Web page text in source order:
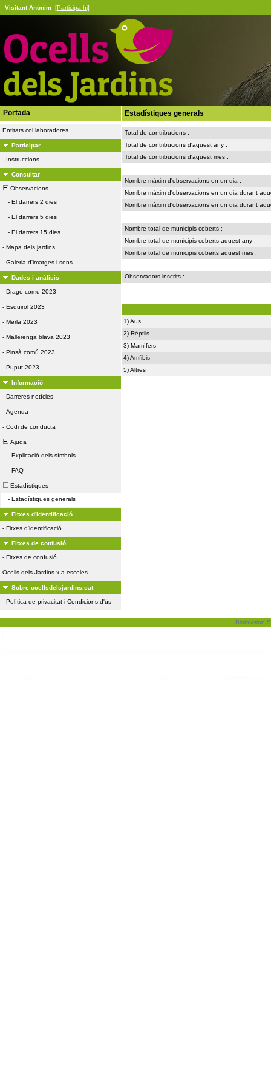
Visitant Anònim [Participa-hi]
Portada
Entitats col·laboradores
Participar
- Instruccions
Consultar
Observacions
- El darrers 2 dies
- El darrers 5 dies
- El darrers 15 dies
- Mapa dels jardins
- Galeria d'imatges i sons
Dades i anàlisis
- Dragó comú 2023
- Esquirol 2023
- Merla 2023
- Mallerenga blava 2023
- Pinsà comú 2023
- Puput 2023
Informació
- Darreres notícies
- Agenda
- Codi de conducta
Ajuda
- Explicació dels símbols
- FAQ
Estadístiques
- Estadístiques generals
Fitxes d'identificació
- Fitxes d'identificació
Fitxes de confusió
- Fitxes de confusió
Ocells dels Jardins x a escoles
Sobre ocellsdelsjardins.cat
- Política de privacitat i Condicions d'ús
Estadístiques generals
Total de contribucions :
Total de contribucions d'aquest any :
Total de contribucions d'aquest mes :
Nombre màxim d'observacions en un dia :
Nombre màxim d'observacions en un dia durant
Nombre màxim d'observacions en un dia durant
Nombre total de municipis coberts :
Nombre total de municipis coberts aquest any :
Nombre total de municipis coberts aquest mes :
Observadors inscrits :
1) Aus
2) Rèptils
3) Mamífers
4) Amfibis
5) Altres
Biolovision